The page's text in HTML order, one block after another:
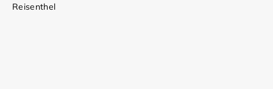
Reisenthel